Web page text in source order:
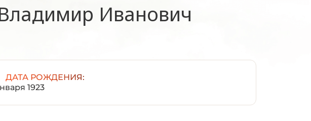
Иванович
ДАТА РОЖДЕНИЯ:
1923